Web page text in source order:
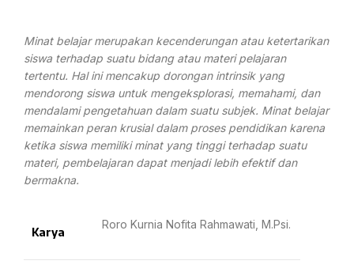
Minat belajar merupakan kecenderungan atau ketertarikan
siswa terhadap suatu bidang atau materi pelajaran
tertentu. Hal ini mencakup dorongan intrinsik yang
mendorong siswa untuk mengeksplorasi, memahami, dan
mendalami pengetahuan dalam suatu subjek. Minat belajar
memainkan peran krusial dalam proses pendidikan karena
ketika siswa memiliki minat yang tinggi terhadap suatu
materi, pembelajaran dapat menjadi lebih efektif dan
bermakna.
Karya
Roro Kurnia Nofita Rahmawati, M.Psi.